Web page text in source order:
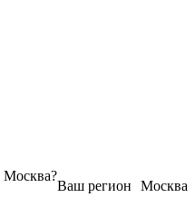
Москва
Ваш регион
Москва?